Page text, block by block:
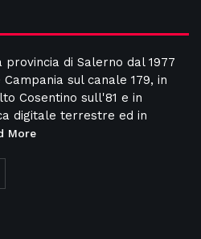
di Salerno dal 1977
sul canale 179, in
Cosentino sull'81 e in
digitale terrestre ed in
More